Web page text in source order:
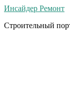
Инсайдер Ремонт
Строительный